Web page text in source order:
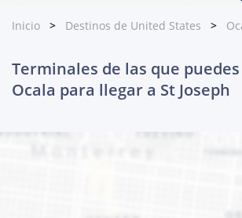
Inicio Destinos de United States
Terminales de las que
Ocala para llegar a St Joseph